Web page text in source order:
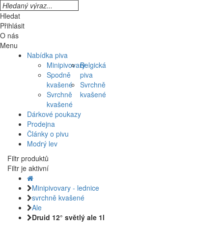
Hledat
Přihlásit
O nás
Menu
Nabídka piva
Minipivovary
Spodně
kvašené
Svrchně
kvašené
Belgická
piva
Svrchně
kvašené
Dárkové poukazy
Prodejna
Články o pivu
Modrý lev
Filtr produktů
Filtr je aktivní
Minipivovary - lednice
svrchně kvašené
Ale
Druid 12° světlý ale 1l